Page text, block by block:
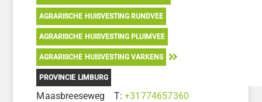
AGRARISCHE HUISVESTING RUNDVEE
AGRARISCHE HUISVESTING PLUIMVEE
AGRARISCHE HUISVESTING VARKENS
PROVINCIE LIMBURG
Maasbreeseweg
T:+31774657360